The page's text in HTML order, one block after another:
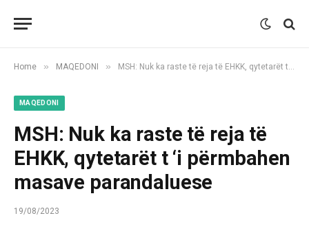
Home » MAQEDONI » MSH: Nuk ka raste të reja të EHKK, qytetarët t ‘i përmbahen masave parandaluese
MAQEDONI
MSH: Nuk ka raste të reja të
EHKK, qytetarët t ‘i përmbahen
masave parandaluese
19/08/2023